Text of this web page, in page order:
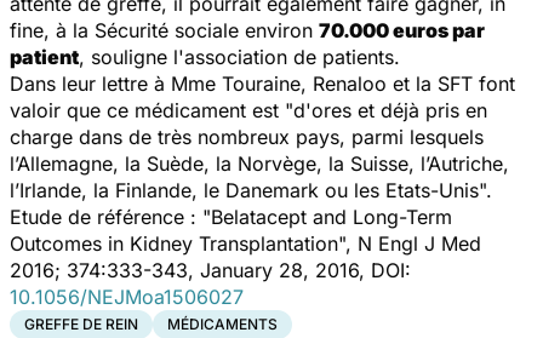
fine, à la Sécurité sociale environ 70.000 euros par
patient, souligne l'association de patients.
Dans leur lettre à Mme Touraine, Renaloo et la SFT font
valoir que ce médicament est "d'ores et déjà pris en
charge dans de très nombreux pays, parmi lesquels
l’Allemagne, la Suède, la Norvège, la Suisse, l’Autriche,
l’Irlande, la Finlande, le Danemark ou les Etats-Unis".
Etude de référence : "Belatacept and Long-Term
Outcomes in Kidney Transplantation", N Engl J Med
2016; 374:333-343, January 28, 2016, DOI:
10.1056/NEJMoa1506027
GREFFE DE REIN MÉDICAMENTS